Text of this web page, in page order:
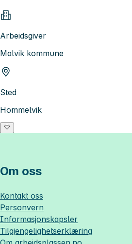
Arbeidsgiver
Malvik kommune
Sted
Hommelvik
Om oss
Kontakt oss
Personvern
Informasjonskapsler
Tilgjengelighetserklæring